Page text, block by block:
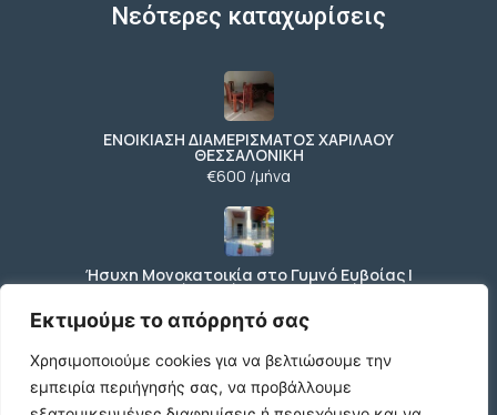
Εκτιμούμε το απόρρητό σας
Χρησιμοποιούμε cookies για να βελτιώσουμε την
εμπειρία περιήγησής σας, να προβάλλουμε
Νεότερες καταχωρίσεις
ΕΝΟΙΚΙΑΣΗ ΔΙΑΜΕΡΙΣΜΑΤΟΣ ΧΑΡΙΛΑΟΥ
ΘΕΣΣΑΛΟΝΙΚΗ
€600 /μήνα
Ήσυχη Μονοκατοικία στο Γυμνό Ευβοίας |
Κοντά σε Θάλασσα & Βουνό
€52 /μήνα
ΕΝΟΙΚΙΑΣΗ ΔΙΑΜΕΡΙΣΜΑΤΟΣ ΧΑΡΙΛΑΟΥ